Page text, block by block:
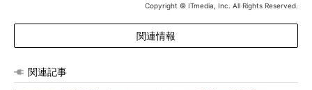
Copyright © ITmedia, Inc. All Rights Reserved.
関連情報
関連記事